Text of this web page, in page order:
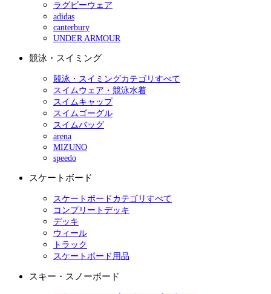
ラグビーウェア
adidas
canterbury
UNDER ARMOUR
競泳・スイミング
競泳・スイミングカテゴリすべて
スイムウェア・競泳水着
スイムキャップ
スイムゴーグル
スイムバッグ
arena
MIZUNO
speedo
スケートボード
スケートボードカテゴリすべて
コンプリートデッキ
デッキ
ウィール
トラック
スケートボード用品
スキー・スノーボード